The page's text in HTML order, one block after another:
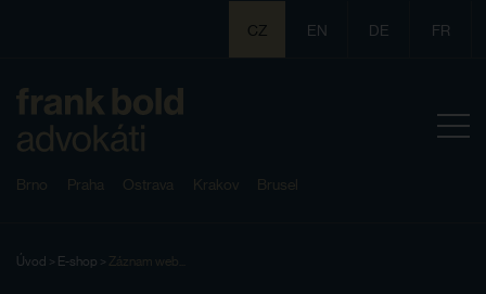
CZ EN DE FR
Brno Praha Ostrava Krakov Brusel
Úvod > E-shop > Záznam web...